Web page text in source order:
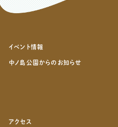
イベント情報
中ノ島公園からのお知らせ
アクセス